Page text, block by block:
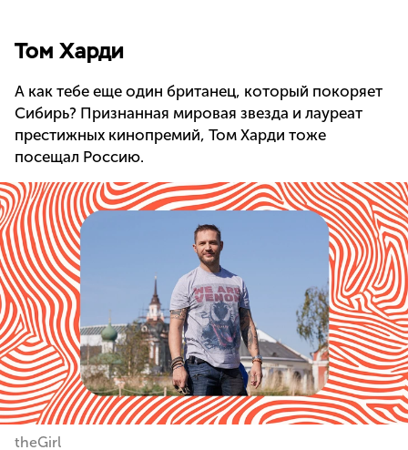
Том Харди
А как тебе еще один британец, который покоряет
Сибирь? Признанная мировая звезда и лауреат
престижных кинопремий, Том Харди тоже
посещал Россию.
theGirl